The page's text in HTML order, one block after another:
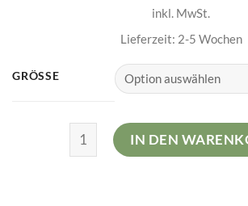
inkl. MwSt.
Lieferzeit: 2-5 Wochen
GRÖSSE
Gorilla Designer Deko
IN DEN